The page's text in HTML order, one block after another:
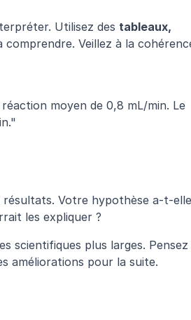
Utilisez des tableaux,
Veillez à la
moyen de 0,8 mL/min. Le
résultats. Votre hypothèse a-t-elle
les expliquer ?
scientifiques plus larges. Pensez
améliorations pour la suite.